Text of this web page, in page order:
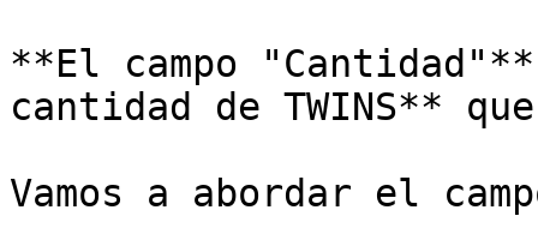
**El campo
cantidad de TWINS**
Vamos a abordar el